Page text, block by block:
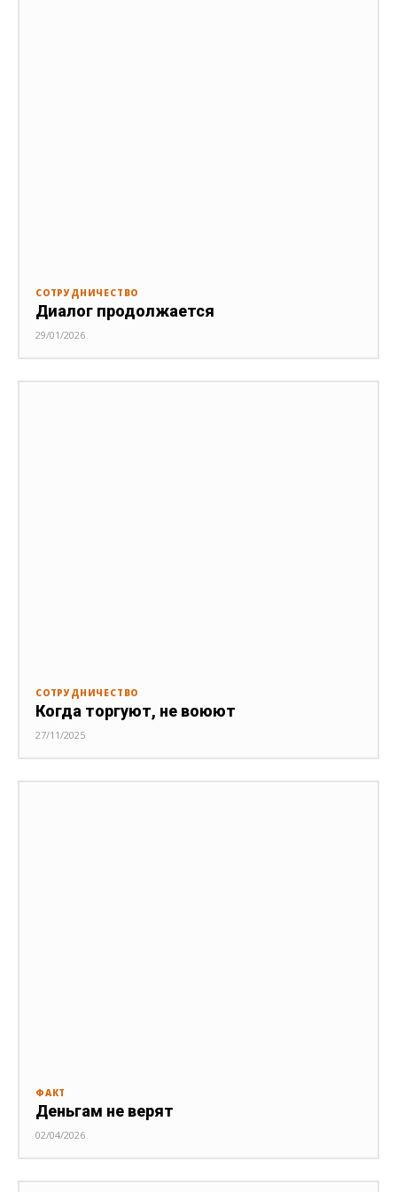
СОТРУДНИЧЕСТВО
Диалог продолжается
29/01/2026
СОТРУДНИЧЕСТВО
Когда торгуют, не воюют
27/11/2025
ФАКТ
Деньгам не верят
02/04/2026